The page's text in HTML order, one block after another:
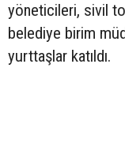
yöneticileri, sivil
belediye birim
yurttaşlar katıldı.